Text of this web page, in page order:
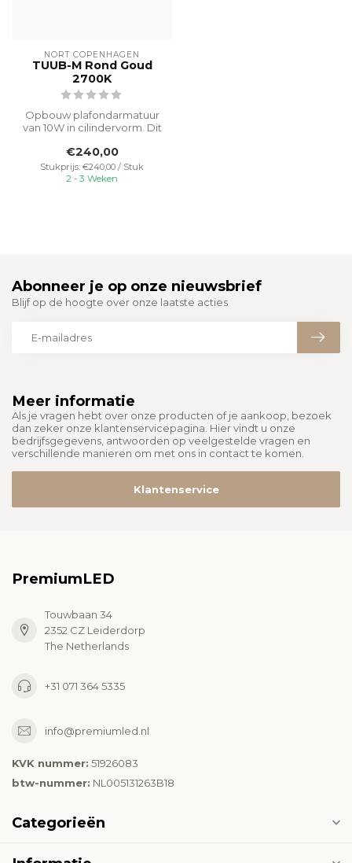
NORT COPENHAGEN
TUUB-M Rond Goud
2700K
Opbouw plafondarmatuur
van 10W in cilindervorm. Dit
armatuur,...
€240,00
Stukprijs: €240,00 / Stuk
2 - 3 Weken
Meer informatie
Als je vragen hebt over onze producten of je aankoop, bezoek
dan zeker onze klantenservicepagina. Hier vindt u onze
bedrijfsgegevens, antwoorden op veelgestelde vragen en
verschillende manieren om met ons in contact te komen.
Klantenservice
Abonneer je op onze nieuwsbrief
Blijf op de hoogte over onze laatste acties
PremiumLED
Touwbaan 34
2352 CZ Leiderdorp
The Netherlands
+31 071 364 5335
info@premiumled.nl
KVK nummer: 51926083
btw-nummer: NL005131263B18
Categorieën